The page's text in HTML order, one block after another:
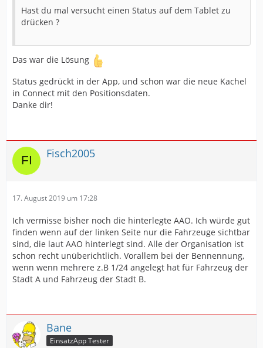
Hast du mal versucht einen Status auf dem Tablet zu
drücken ?
Das war die Lösung
Status gedrückt in der App, und schon war die neue Kachel
in Connect mit den Positionsdaten.
Danke dir!
Fisch2005
17. August 2019 um 17:28
Ich vermisse bisher noch die hinterlegte AAO. Ich würde gut
finden wenn auf der linken Seite nur die Fahrzeuge sichtbar
sind, die laut AAO hinterlegt sind. Alle der Organisation ist
schon recht unüberichtlich. Vorallem bei der Bennennung,
wenn wenn mehrere z.B 1/24 angelegt hat für Fahrzeug der
Stadt A und Fahrzeug der Stadt B.
Bane
EinsatzApp Tester